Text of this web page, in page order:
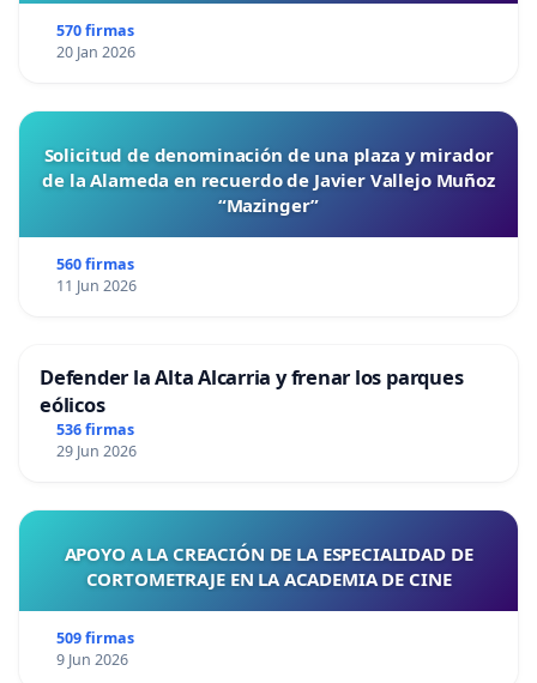
570 firmas
20 Jan 2026
Solicitud de denominación de una plaza y mirador
de la Alameda en recuerdo de Javier Vallejo Muñoz
“Mazinger”
560 firmas
11 Jun 2026
Defender la Alta Alcarria y frenar los parques
eólicos
536 firmas
29 Jun 2026
APOYO A LA CREACIÓN DE LA ESPECIALIDAD DE
CORTOMETRAJE EN LA ACADEMIA DE CINE
509 firmas
9 Jun 2026